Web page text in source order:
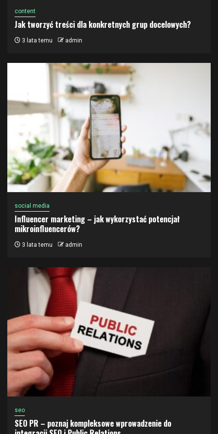
content
Jak tworzyć treści dla konkretnych grup docelowych?
3 lata temu admin
social media
Influencer marketing – jak wykorzystać potencjał
mikroinfluencerów?
3 lata temu admin
seo
SEO PR – poznaj kompleksowe wprowadzenie do